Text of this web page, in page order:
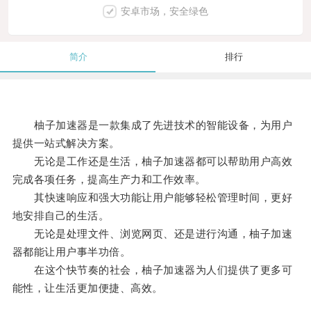
安卓市场，安全绿色
简介 排行
柚子加速器是一款集成了先进技术的智能设备，为用户
提供一站式解决方案。
无论是工作还是生活，柚子加速器都可以帮助用户高效
完成各项任务，提高生产力和工作效率。
其快速响应和强大功能让用户能够轻松管理时间，更好
地安排自己的生活。
无论是处理文件、浏览网页、还是进行沟通，柚子加速
器都能让用户事半功倍。
在这个快节奏的社会，柚子加速器为人们提供了更多可
能性，让生活更加便捷、高效。